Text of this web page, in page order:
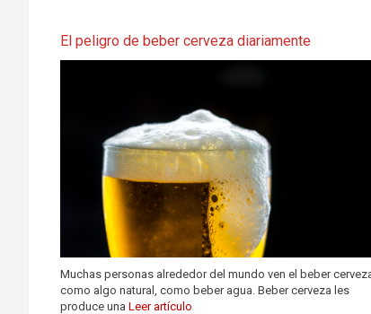
El peligro de beber cerveza diariamente
Muchas personas alrededor del mundo ven el beber
como algo natural, como beber agua. Beber cerveza les
produce una Leer artículo